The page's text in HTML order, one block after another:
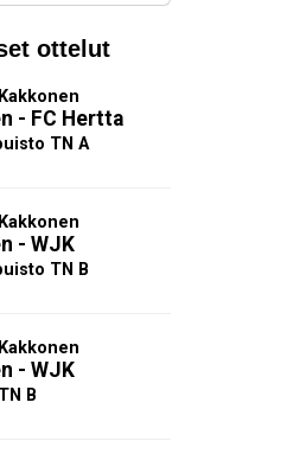
ottelut
- FC Hertta
TN A
- WJK
TN B
- WJK
B